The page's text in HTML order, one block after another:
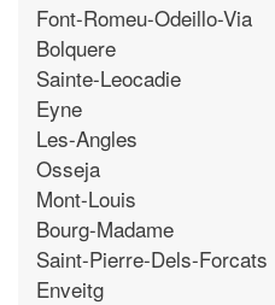
Font-Romeu-Odeillo-Via
Bolquere
Sainte-Leocadie
Eyne
Les-Angles
Osseja
Mont-Louis
Bourg-Madame
Saint-Pierre-Dels-Forcats
Enveitg